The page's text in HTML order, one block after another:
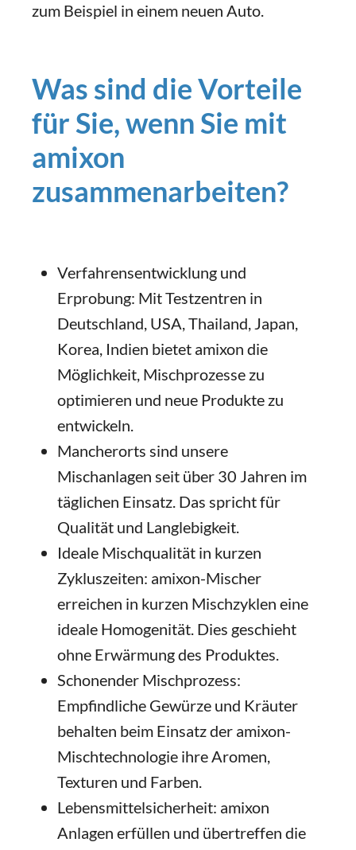
zum Beispiel in einem neuen Auto.
Was sind die Vorteile
für Sie, wenn Sie mit
amixon
zusammenarbeiten?
Verfahrensentwicklung und
Erprobung: Mit Testzentren in
Deutschland, USA, Thailand, Japan,
Korea, Indien bietet amixon die
Möglichkeit, Mischprozesse zu
optimieren und neue Produkte zu
entwickeln.
Mancherorts sind unsere
Mischanlagen seit über 30 Jahren im
täglichen Einsatz. Das spricht für
Qualität und Langlebigkeit.
Ideale Mischqualität in kurzen
Zykluszeiten: amixon-Mischer
erreichen in kurzen Mischzyklen eine
ideale Homogenität. Dies geschieht
ohne Erwärmung des Produktes.
Schonender Mischprozess:
Empfindliche Gewürze und Kräuter
behalten beim Einsatz der amixon-
Mischtechnologie ihre Aromen,
Texturen und Farben.
Lebensmittelsicherheit: amixon
Anlagen erfüllen und übertreffen die